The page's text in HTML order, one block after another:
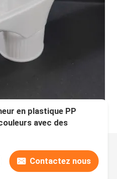
en plastique PP
avec des
Contactez nous